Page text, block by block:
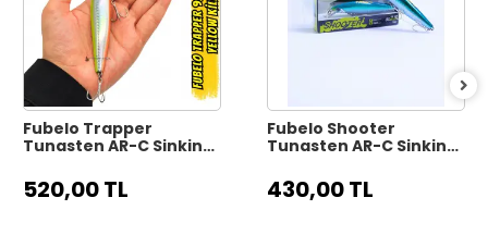
Fubelo Trapper
Tungsten AR-C Sinking
- Yellow Killer
520,00 TL
Fubelo Shooter
Tungsten AR-C Sinking
Blue Killer
430,00 TL